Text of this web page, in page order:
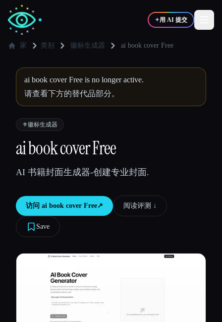
✦用 AI 提交
✍️ 🎨
💻开发者 📈营销
🎓
比较工具
家 类别 徽标生成器 ai book cover Free
ai book cover Free is no longer active.
请查看下方的替代品部分。
⚜️徽标生成器
ai book cover Free
AI 书籍封面生成器-创建专业封面.
访问 ai book cover Free↗︎ 阅读评测 ↓︎
Save